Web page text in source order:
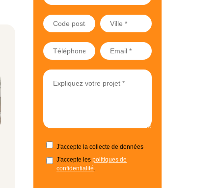
J'accepte la collecte de données
J'accepte les politiques de
confidentialité.